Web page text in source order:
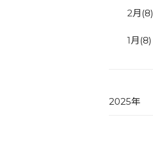
2月 (8)
1月 (8)
2025年